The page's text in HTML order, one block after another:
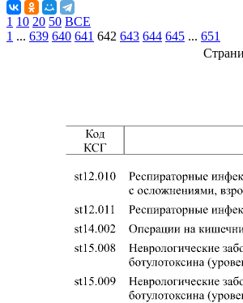
1 10 20 50 ВСЕ
1 ... 639 640 641 642 643 644 645 ... 651